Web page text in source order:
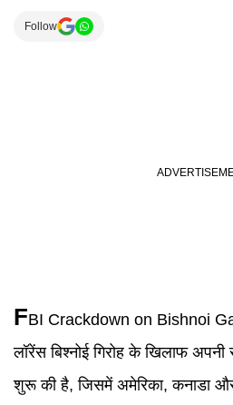
Follow
FBI Crackdown on Bishnoi
लॉरेंस बिश्नोई गिरोह के खिलाफ अपनी
शुरू की है, जिसमें अमेरिका, कनाडा